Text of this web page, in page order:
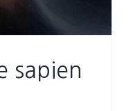
sapien